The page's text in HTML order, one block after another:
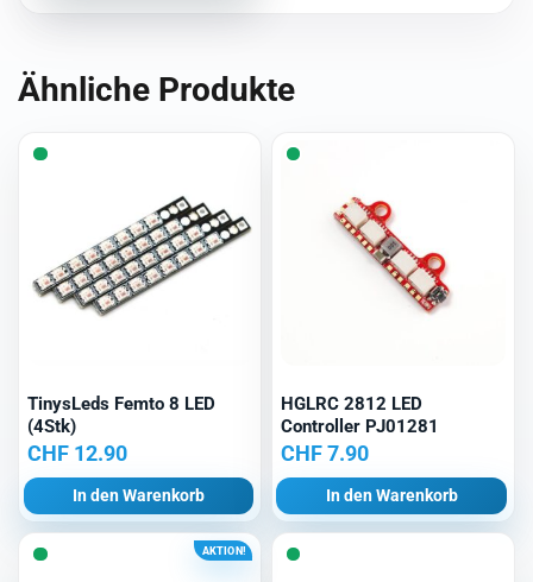
Ähnliche Produkte
TinysLeds Femto 8 LED
(4Stk)
CHF 12.90
In den Warenkorb
HGLRC 2812 LED
Controller PJ01281
CHF7.90
In den Warenkorb
AKTION!